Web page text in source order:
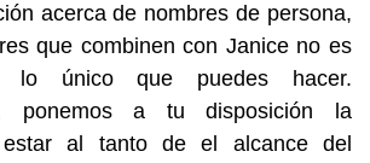
acerca de nombres de persona,
que combinen con Janice no es
lo único que puedes hacer.
ponemos a tu disposición la
al tanto de el alcance del